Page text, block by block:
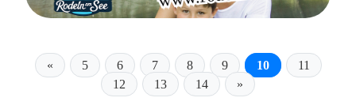
« 5 6 7 8 9 10
11
12
13 14 »